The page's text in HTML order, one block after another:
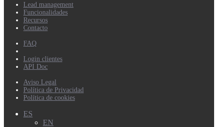
Lead management
Funcionalidades
Recursos
Contacto
FAQ
Login clientes
API Doc
Aviso Legal
Política de Privacidad
Política de cookies
ES
EN